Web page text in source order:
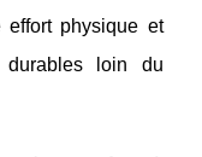
effort physique et
durables loin du